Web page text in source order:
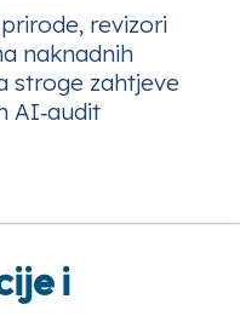
prirode, revizori
naknadnih
stroge zahtjeve
AI‑audit
i